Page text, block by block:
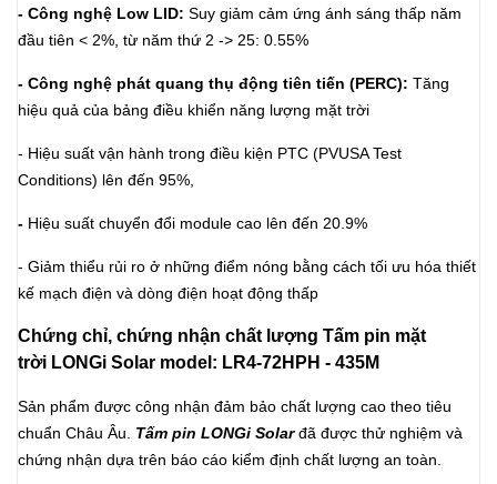
- Công nghệ Low LID: Suy giảm cảm ứng ánh sáng thấp năm
đầu tiên < 2%, từ năm thứ 2 -> 25: 0.55%
- Công nghệ phát quang thụ động tiên tiến (PERC): Tăng
hiệu quả của bảng điều khiển năng lượng mặt trời
- Hiệu suất vận hành trong điều kiện PTC (PVUSA Test
Conditions) lên đến 95%,
- Hiệu suất chuyển đổi module cao lên đến 20.9%
- Giảm thiểu rủi ro ở những điểm nóng bằng cách tối ưu hóa thiết
kế mạch điện và dòng điện hoạt động thấp
Chứng chỉ, chứng nhận chất lượng Tấm pin mặt
trời LONGi Solar model: LR4-72HPH - 435M
Sản phẩm được công nhận đảm bảo chất lượng cao theo tiêu
chuẩn Châu Âu. Tấm pin LONGi Solarđã được thử nghiệm và
chứng nhận dựa trên báo cáo kiểm định chất lượng an toàn.